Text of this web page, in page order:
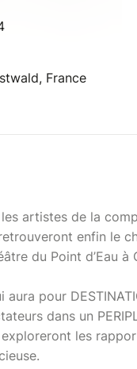
France
artistes de la
enfin le
du Point d’Eau à
aura pour
dans un
les